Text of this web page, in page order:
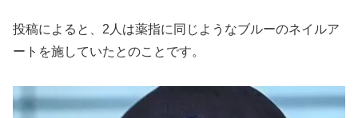
投稿によると、2人は薬指に同じようなブルーのネイルア
ートを施していたとのことです。